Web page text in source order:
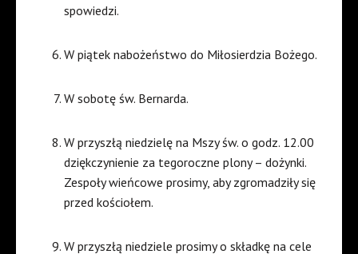
spowiedzi.
W piątek nabożeństwo do Miłosierdzia Bożego.
W sobotę św. Bernarda.
W przyszłą niedzielę na Mszy św. o godz. 12.00
dziękczynienie za tegoroczne plony – dożynki.
Zespoły wieńcowe prosimy, aby zgromadziły się
przed kościołem.
W przyszłą niedziele prosimy o składkę na cele